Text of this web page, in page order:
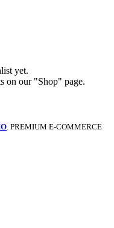
yet.
on our "Shop" page.
. PREMIUM E-COMMERCE